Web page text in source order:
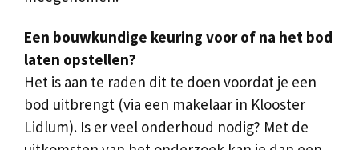
Een bouwkundige keuring voor of na het bod
laten opstellen?
Het is aan te raden dit te doen voordat je een
bod uitbrengt (via een makelaar in Klooster
Lidlum). Is er veel onderhoud nodig? Met de